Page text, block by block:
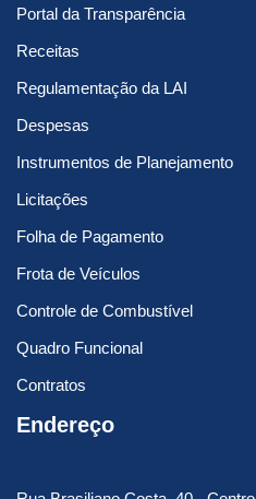
Portal da Transparência
Receitas
Regulamentação da LAI
Despesas
Instrumentos de Planejamento
Licitações
Folha de Pagamento
Frota de Veículos
Controle de Combustível
Quadro Funcional
Contratos
Endereço